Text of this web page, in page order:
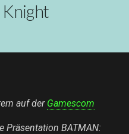
auf der Gamescom
Präsentation BATMAN: